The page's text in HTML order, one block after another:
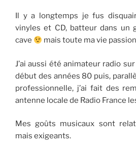
Il y a longtemps je fus
vinyles et CD, batteur dans un
cave
mais toute ma vie
J’ai aussi été animateur radio
début des années 80 puis,
professionnelle, j’ai fait des
antenne locale de Radio France
Mes goûts musicaux sont
mais exigeants.